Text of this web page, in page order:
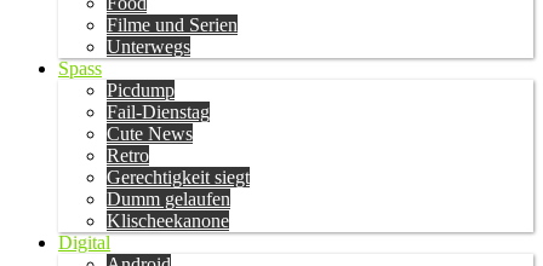
Filme und Serien
Unterwegs
Spass
Picdump
Fail-Dienstag
Cute News
Retro
Gerechtigkeit siegt
Dumm gelaufen
Klischeekanone
Digital